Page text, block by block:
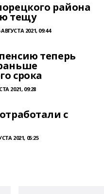
района
тещу
АВГУСТА 2021, 09:44
теперь
срока
2021, 09:28
с
2021, 05:25